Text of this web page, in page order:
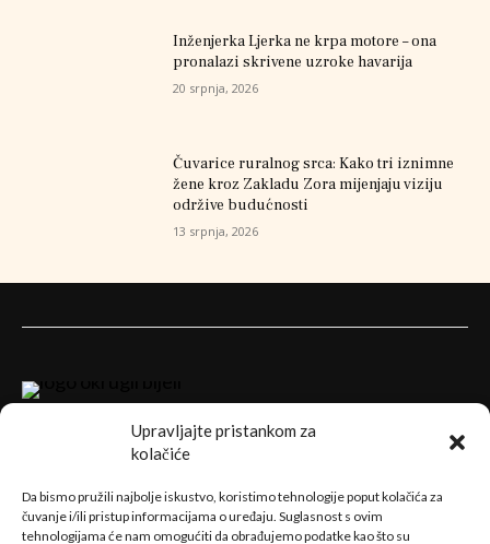
Upravljajte pristankom za
kolačiće
Da bismo pružili najbolje iskustvo, koristimo tehnologije poput kolačića za
čuvanje i/ili pristup informacijama o uređaju. Suglasnost s ovim
tehnologijama će nam omogućiti da obrađujemo podatke kao što su
Inženjerka Ljerka ne krpa motore – ona
pronalazi skrivene uzroke havarija
20 srpnja, 2026
Čuvarice ruralnog srca: Kako tri iznimne
žene kroz Zakladu Zora mijenjaju viziju
održive budućnosti
13 srpnja, 2026
Sve naše priče pratite i na facebook straniciSamo dobre priče